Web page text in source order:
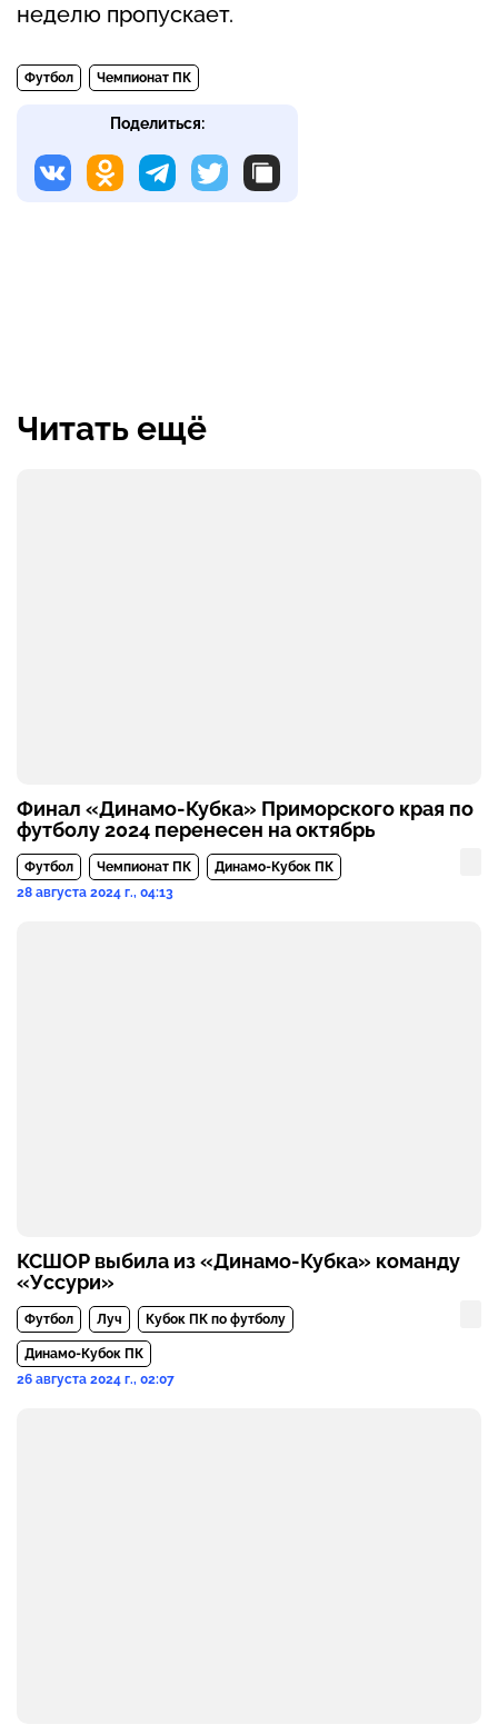
неделю пропускает.
Футбол Чемпионат ПК
Поделиться:
Читать ещё
Финал «Динамо-Кубка» Приморского края по
футболу 2024 перенесен на октябрь
Футбол Чемпионат ПК
Динамо-Кубок ПК
28 августа 2024 г., 04:13
КСШОР выбила из «Динамо-Кубка» команду
«Уссури»
Футбол Луч Кубок ПК по футболу
Динамо-Кубок ПК
26 августа 2024 г., 02:07